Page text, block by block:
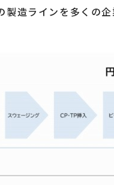
造ラインを多くの